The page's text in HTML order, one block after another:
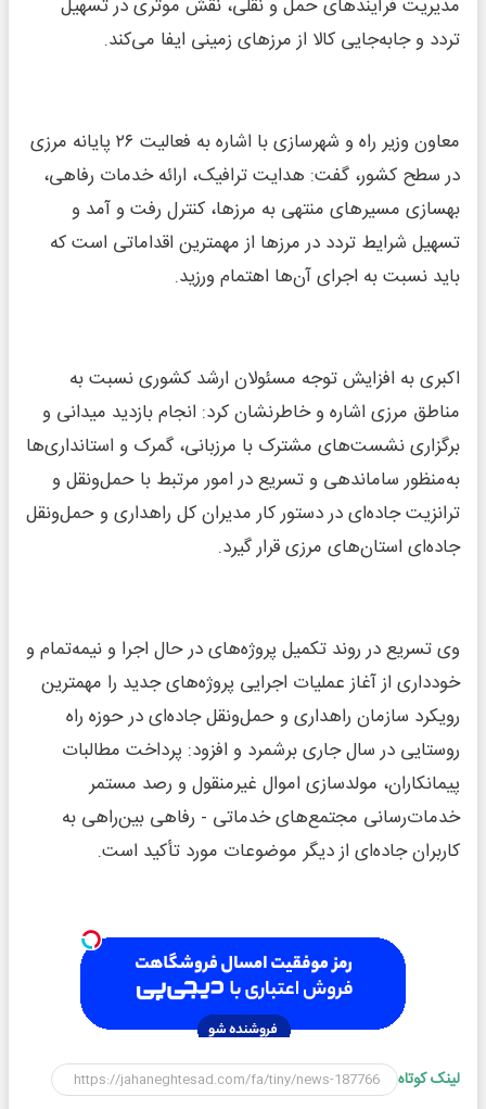
مدیریت فرآیندهای حمل و نقلی، نقش موثری در تسهیل
تردد و جابه‌جایی کالا از مرزهای زمینی ایفا می‌کند.
معاون وزیر راه و شهرسازی با اشاره به فعالیت ۲۶ پایانه مرزی
در سطح کشور، گفت: هدایت ترافیک، ارائه خدمات رفاهی،
بهسازی مسیرهای منتهی به مرزها، کنترل رفت و آمد و
تسهیل شرایط تردد در مرزها از مهمترین اقداماتی است که
باید نسبت به اجرای آن‌ها اهتمام ورزید.
اکبری به افزایش توجه مسئولان ارشد کشوری نسبت به
مناطق مرزی اشاره و خاطرنشان کرد: انجام بازدید میدانی و
برگزاری نشست‌های مشترک با مرزبانی، گمرک و استانداری‌ها
به‌منظور ساماندهی و تسریع در امور مرتبط با حمل‌ونقل و
ترانزیت جاده‌ای در دستور کار مدیران کل راهداری و حمل‌ونقل
جاده‌ای استان‌های مرزی قرار گیرد.
وی تسریع در روند تکمیل پروژه‌های در حال اجرا و نیمه‌تمام و
خودداری از آغاز عملیات اجرایی پروژه‌های جدید را مهمترین
رویکرد سازمان راهداری و حمل‌ونقل جاده‌ای در حوزه راه
روستایی در سال جاری برشمرد و افزود: پرداخت مطالبات
پیمانکاران، مولدسازی اموال غیرمنقول و رصد مستمر
خدمات‌رسانی مجتمع‌های خدماتی - رفاهی بین‌راهی به
کاربران جاده‌ای از دیگر موضوعات مورد تأکید است.
لینک کوتاه